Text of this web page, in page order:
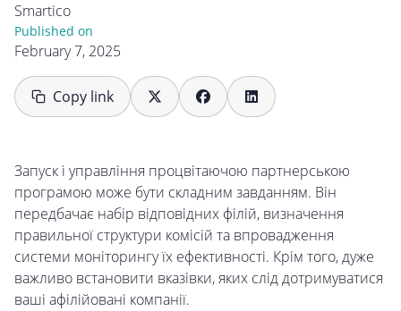
Smartico
Published on
February 7, 2025
Copy link
Запуск і управління процвітаючою партнерською
програмою може бути складним завданням. Він
передбачає набір відповідних філій, визначення
правильної структури комісій та впровадження
системи моніторингу їх ефективності. Крім того, дуже
важливо встановити вказівки, яких слід дотримуватися
ваші афілійовані компанії.